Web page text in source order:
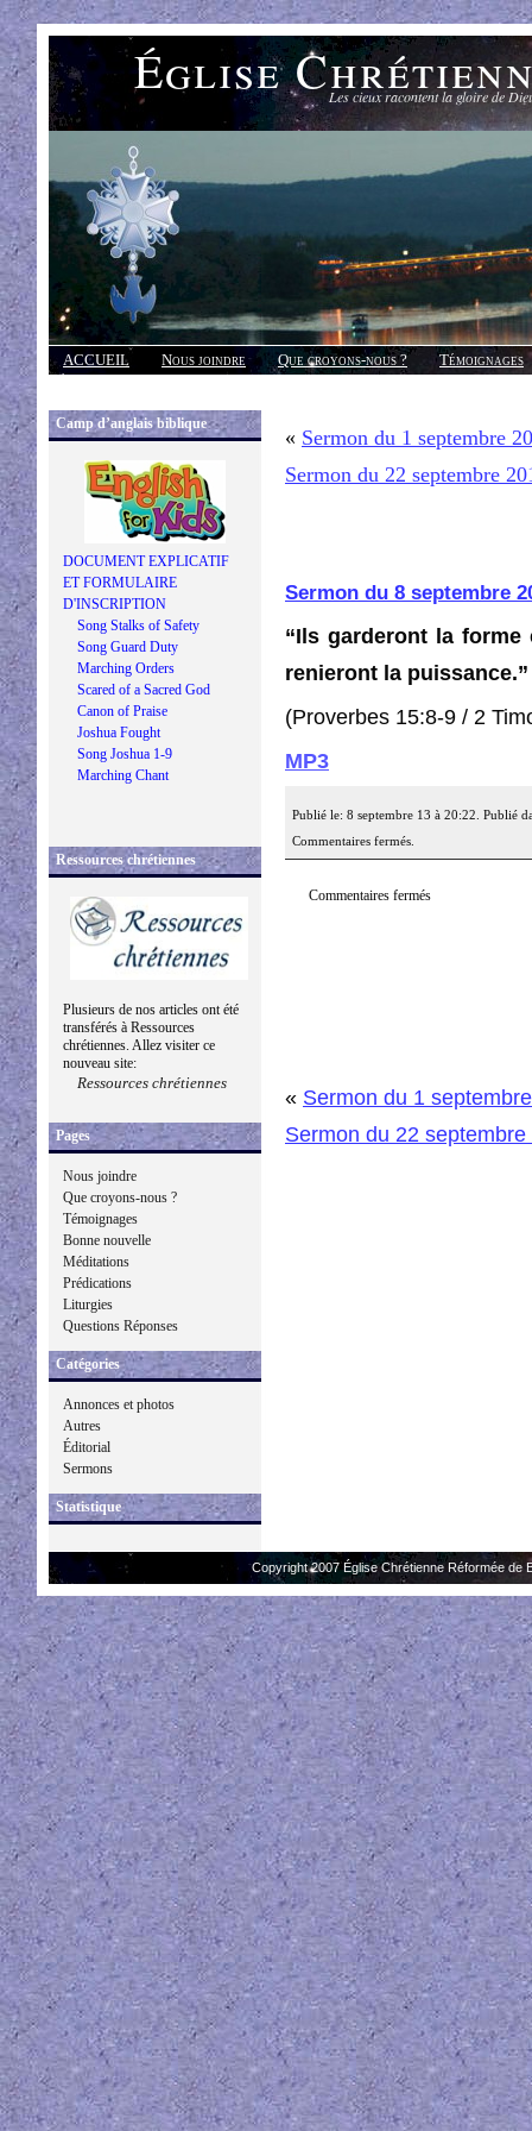
Église Les cieux racontent la gloire de
ACCUEIL Nous joindre Que croyons-nous ?
Témoignages
Réponses
Camp d’anglais biblique
DOCUMENT EXPLICATIF
ET FORMULAIRE
D'INSCRIPTION
Song Stalks of Safety
Song Guard Duty
Marching Orders
Scared of a Sacred God
Canon of Praise
Joshua Fought
Song Joshua 1-9
Marching Chant
Ressources chrétiennes
Plusieurs de nos articles ont été
transférés à Ressources
chrétiennes. Allez visiter ce
nouveau site:
Ressources chrétiennes
Pages
Nous joindre
Que croyons-nous ?
Témoignages
Bonne nouvelle
Méditations
Prédications
Liturgies
Questions Réponses
Catégories
Annonces et photos
Autres
Éditorial
Sermons
Statistique
« Sermon du 1 septembre
Sermon du 22 septembre
Sermon du 8 septembre
“Ils garderont la
renieront la puissance.”
(Proverbes 15:8-9 / 2
MP3
Publié le: 8 septembre 13 à 20:22. Publié
Commentaires fermés.
Commentaires fermés
« Sermon du 1
Sermon du 22 septembre
Copyright 2007 Église Chrétienne Réformée de